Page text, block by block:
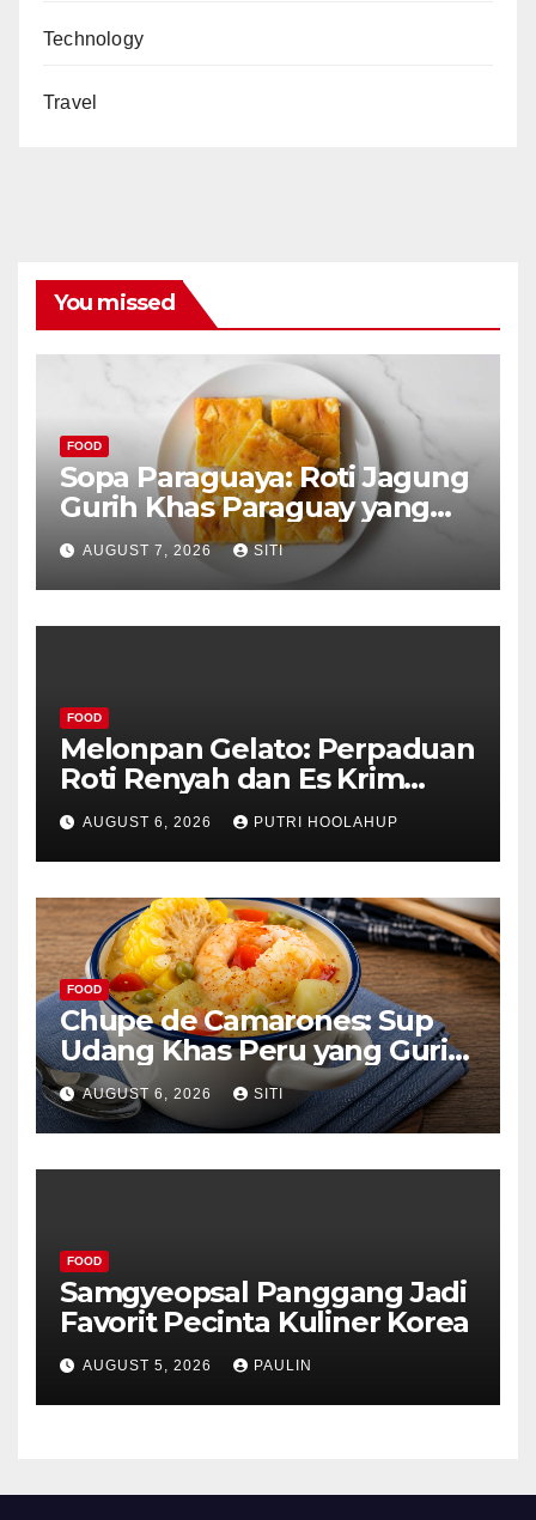
Technology
Travel
You missed
FOOD
Sopa Paraguaya: Roti Jagung
Gurih Khas Paraguay yang
Unik
AUGUST 7, 2026 SITI
FOOD
Melonpan Gelato: Perpaduan
Roti Renyah dan Es Krim
Lembut yang Menggoda
AUGUST 6, 2026 PUTRI HOOLAHUP
FOOD
Chupe de Camarones: Sup
Udang Khas Peru yang Gurih
Lezat
AUGUST 6, 2026 SITI
FOOD
Samgyeopsal Panggang Jadi
Favorit Pecinta Kuliner Korea
AUGUST 5, 2026 PAULIN